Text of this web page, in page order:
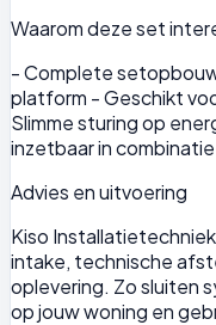
Waarom deze set
- Complete
platform - Geschikt
Slimme sturing op
inzetbaar in
Advies en uitvoering
Kiso
intake, technische
oplevering. Zo sluiten
op jouw woning en